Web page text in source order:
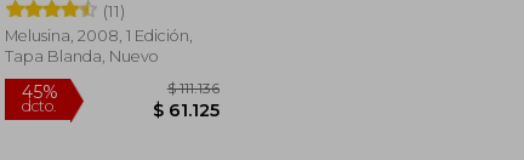
(11)
Melusina, 2008, 1 Edición,
Tapa Blanda, Nuevo